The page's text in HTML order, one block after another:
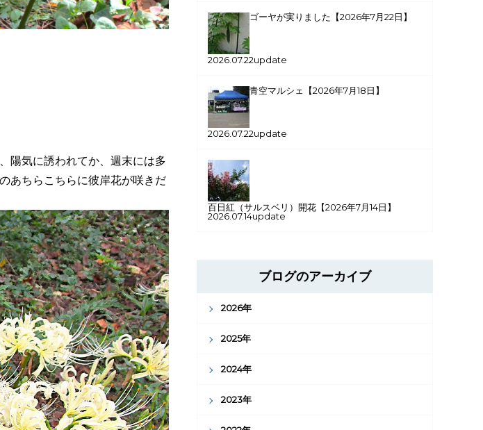
陽気に誘われてか、週末には多
あちらこちらに彼岸花が咲きだ
ゴーヤが実りました【2026年7月22日】
2026.07.22update
青空マルシェ【2026年7月18日】
2026.07.22update
百日紅（サルスベリ）開花【2026年7月14日】
2026.07.14update
ブログのアーカイブ
2026年
2025年
2024年
2023年